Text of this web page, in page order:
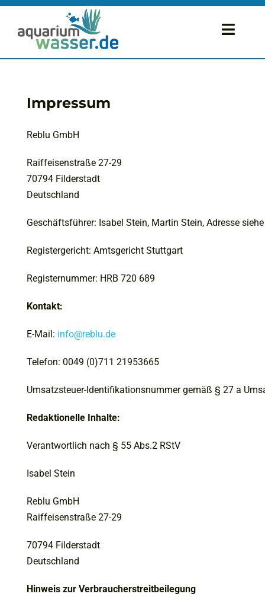
Zum
springen
Wasserwerte
Technik & Zubehör
Impressum
Reblu GmbH
Raiffeisenstraße 27-29
70794 Filderstadt
Deutschland
Geschäftsführer: Isabel Stein, Martin Stein, Adresse
Registergericht: Amtsgericht Stuttgart
Registernummer: HRB 720 689
Kontakt:
E-Mail: info@reblu.de
Telefon: 0049 (0)711 21953665
Umsatzsteuer-Identifikationsnummer gemäß § 27 a
Redaktionelle Inhalte:
Verantwortlich nach § 55 Abs.2 RStV
Isabel Stein
Reblu GmbH
Raiffeisenstraße 27-29
70794 Filderstadt
Deutschland
Hinweis zur Verbraucherstreitbeilegung